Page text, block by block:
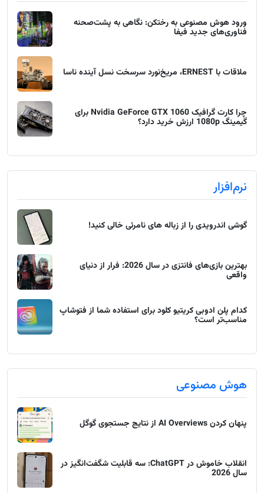
ورود هوش مصنوعی به رختکن: نگاهی به پشت‌صحنه
فناوری‌های جدید فیفا
ملاقات با ERNEST، مریخ‌نورد سرسخت نسل آینده ناسا
چرا کارت گرافیک Nvidia GeForce GTX 1060 برای
گیمینگ 1080p ارزش خرید دارد؟
نرم‌افزار
گوشی اندرویدی را از زباله های نامرئی خالی کنید!
بهترین بازی‌های فانتزی در سال 2026: فرار از دنیای
واقعی
کدام پلن ادوبی کریتیو کلود برای استفاده شما از فتوشاپ
مناسب‌تر است؟
هوش مصنوعی
پنهان کردن AI Overviews از نتایج جستجوی گوگل
انقلاب خاموش در ChatGPT: سه قابلیت شگفت‌انگیز در
سال 2026